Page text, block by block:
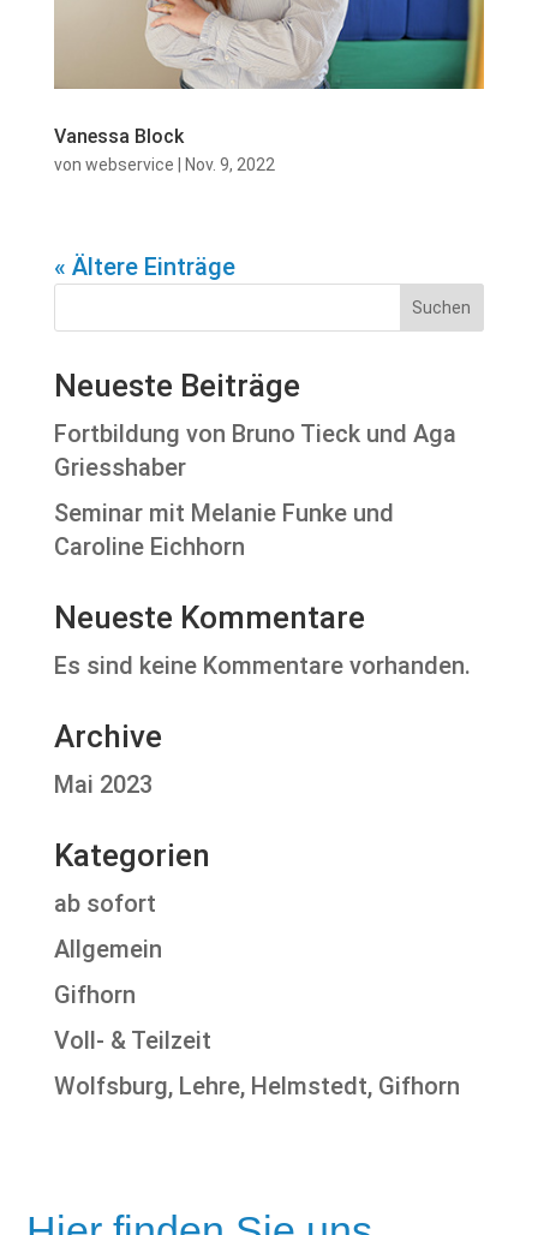
Vanessa Block
von webservice Nov. 9, 2022
« Ältere Einträge
Suchen
Neueste Beiträge
Fortbildung von Bruno Tieck und Aga
Griesshaber
Seminar mit Melanie Funke und
Caroline Eichhorn
Neueste Kommentare
Es sind keine Kommentare vorhanden.
Archive
Mai 2023
Kategorien
ab sofort
Allgemein
Gifhorn
Voll- & Teilzeit
Wolfsburg, Lehre, Helmstedt, Gifhorn